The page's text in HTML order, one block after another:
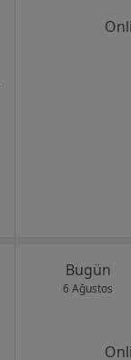
Bugün
6 Ağustos